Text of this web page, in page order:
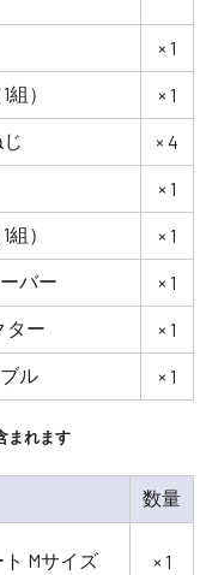
× 1
）
× 1
× 4
× 1
）
× 1
バー
× 1
ター
× 1
ル
× 1
まれます
数量
ト Mサイズ × 1